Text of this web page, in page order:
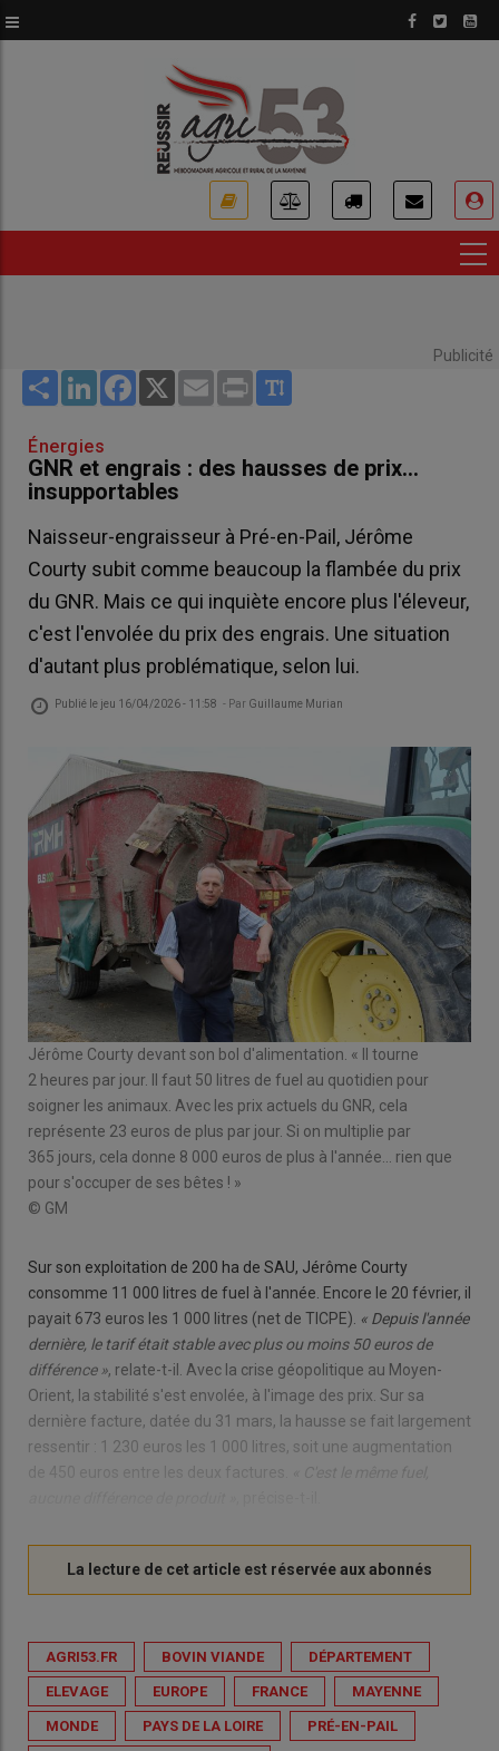
au
Publicité
Share LinkedInFacebook
X Email Print
Énergies
GNR et engrais : des hausses de prix...
insupportables
Naisseur-engraisseur à Pré-en-Pail, Jérôme
Courty subit comme beaucoup la flambée du prix
du GNR. Mais ce qui inquiète encore plus l'éleveur,
c'est l'envolée du prix des engrais. Une situation
d'autant plus problématique, selon lui.
Publié le jeu 16/04/2026 - 11:58 - Par Guillaume Murian
Jérôme Courty devant son bol d'alimentation. « Il tourne
2 heures par jour. Il faut 50 litres de fuel au quotidien pour
soigner les animaux. Avec les prix actuels du GNR, cela
représente 23 euros de plus par jour. Si on multiplie par
365 jours, cela donne 8 000 euros de plus à l'année... rien que
pour s'occuper de ses bêtes ! »
© GM
Sur son exploitation de 200 ha de SAU, Jérôme Courty
consomme 11 000 litres de fuel à l'année. Encore le 20 février, il
payait 673 euros les 1 000 litres (net de TICPE). « Depuis l'année
dernière, le tarif était stable avec plus ou moins 50 euros de
différence », relate-t-il. Avec la crise géopolitique au Moyen-
Orient, la stabilité s'est envolée, à l'image des prix. Sur sa
dernière facture, datée du 31 mars, la hausse se fait largement
ressentir : 1 230 euros les 1 000 litres, soit une augmentation
de 450 euros entre les deux factures.
AGRI53.FR BOVIN VIANDE DÉPARTEMENT
ELEVAGE EUROPE FRANCE MAYENNE
MONDE PAYS DE LA LOIRE PRÉ-EN-PAIL